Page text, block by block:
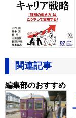
関連記事
編集部のおすすめ